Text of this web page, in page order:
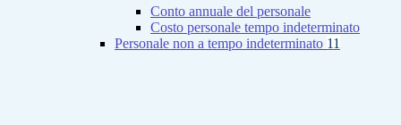
Conto annuale del personale
Costo personale tempo indeterminato
Personale non a tempo indeterminato 11